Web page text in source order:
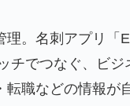
。名刺アプリ「
チでつなぐ、ビジ
職などの情報が